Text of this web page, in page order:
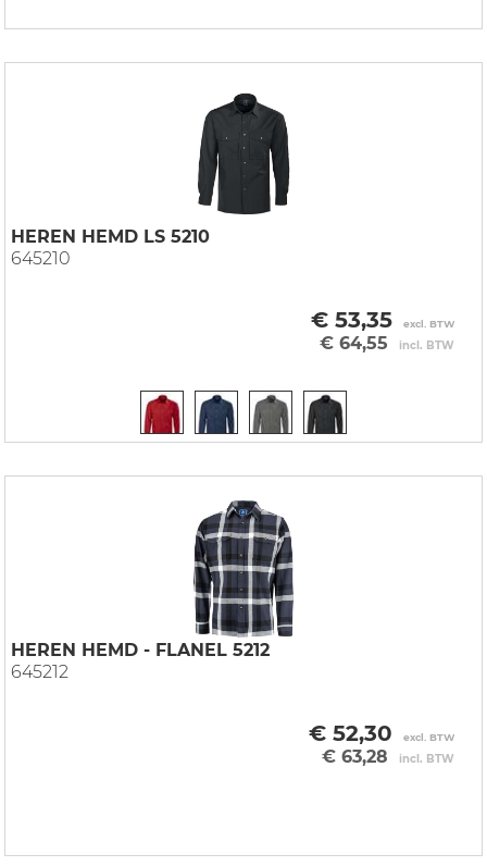
HEREN HEMD LS 5210
645210
€ 53,35 excl. BTW
€ 64,55 incl. BTW
HEREN HEMD - FLANEL 5212
645212
€ 52,30 excl. BTW
€ 63,28 incl. BTW